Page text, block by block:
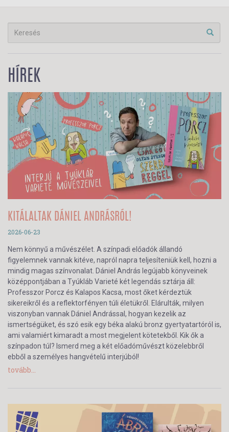
HÍREK
KITÁLALTAK DÁNIEL ANDRÁSRÓL!
2026-06-23
Nem könnyű a művészélet. A színpadi előadók állandó
figyelemnek vannak kitéve, napról napra teljesíteniük kell, hozni a
mindig magas színvonalat. Dániel András legújabb könyveinek
középpontjában a Tyúkláb Varieté két legendás sztárja áll:
Professzor Porcz és Kalapos Kacsa, most őket kérdeztük
sikereikről és a reflektorfényen túli életükről. Elárulták, milyen
viszonyban vannak Dániel Andrással, hogyan kezelik az
ismertségüket, és szó esik egy béka alakú bronz gyertyatartóról is,
ami valamiért kimaradt a most megjelent kötetekből. Kik ők a
színpadon túl? Ismerd meg a két előadóművészt közelebbről
ebből a személyes hangvételű interjúból!
tovább...